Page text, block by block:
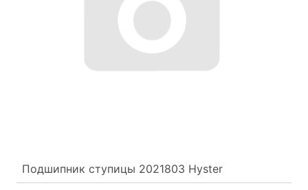
Подшипник ступицы 2021803 Hyster